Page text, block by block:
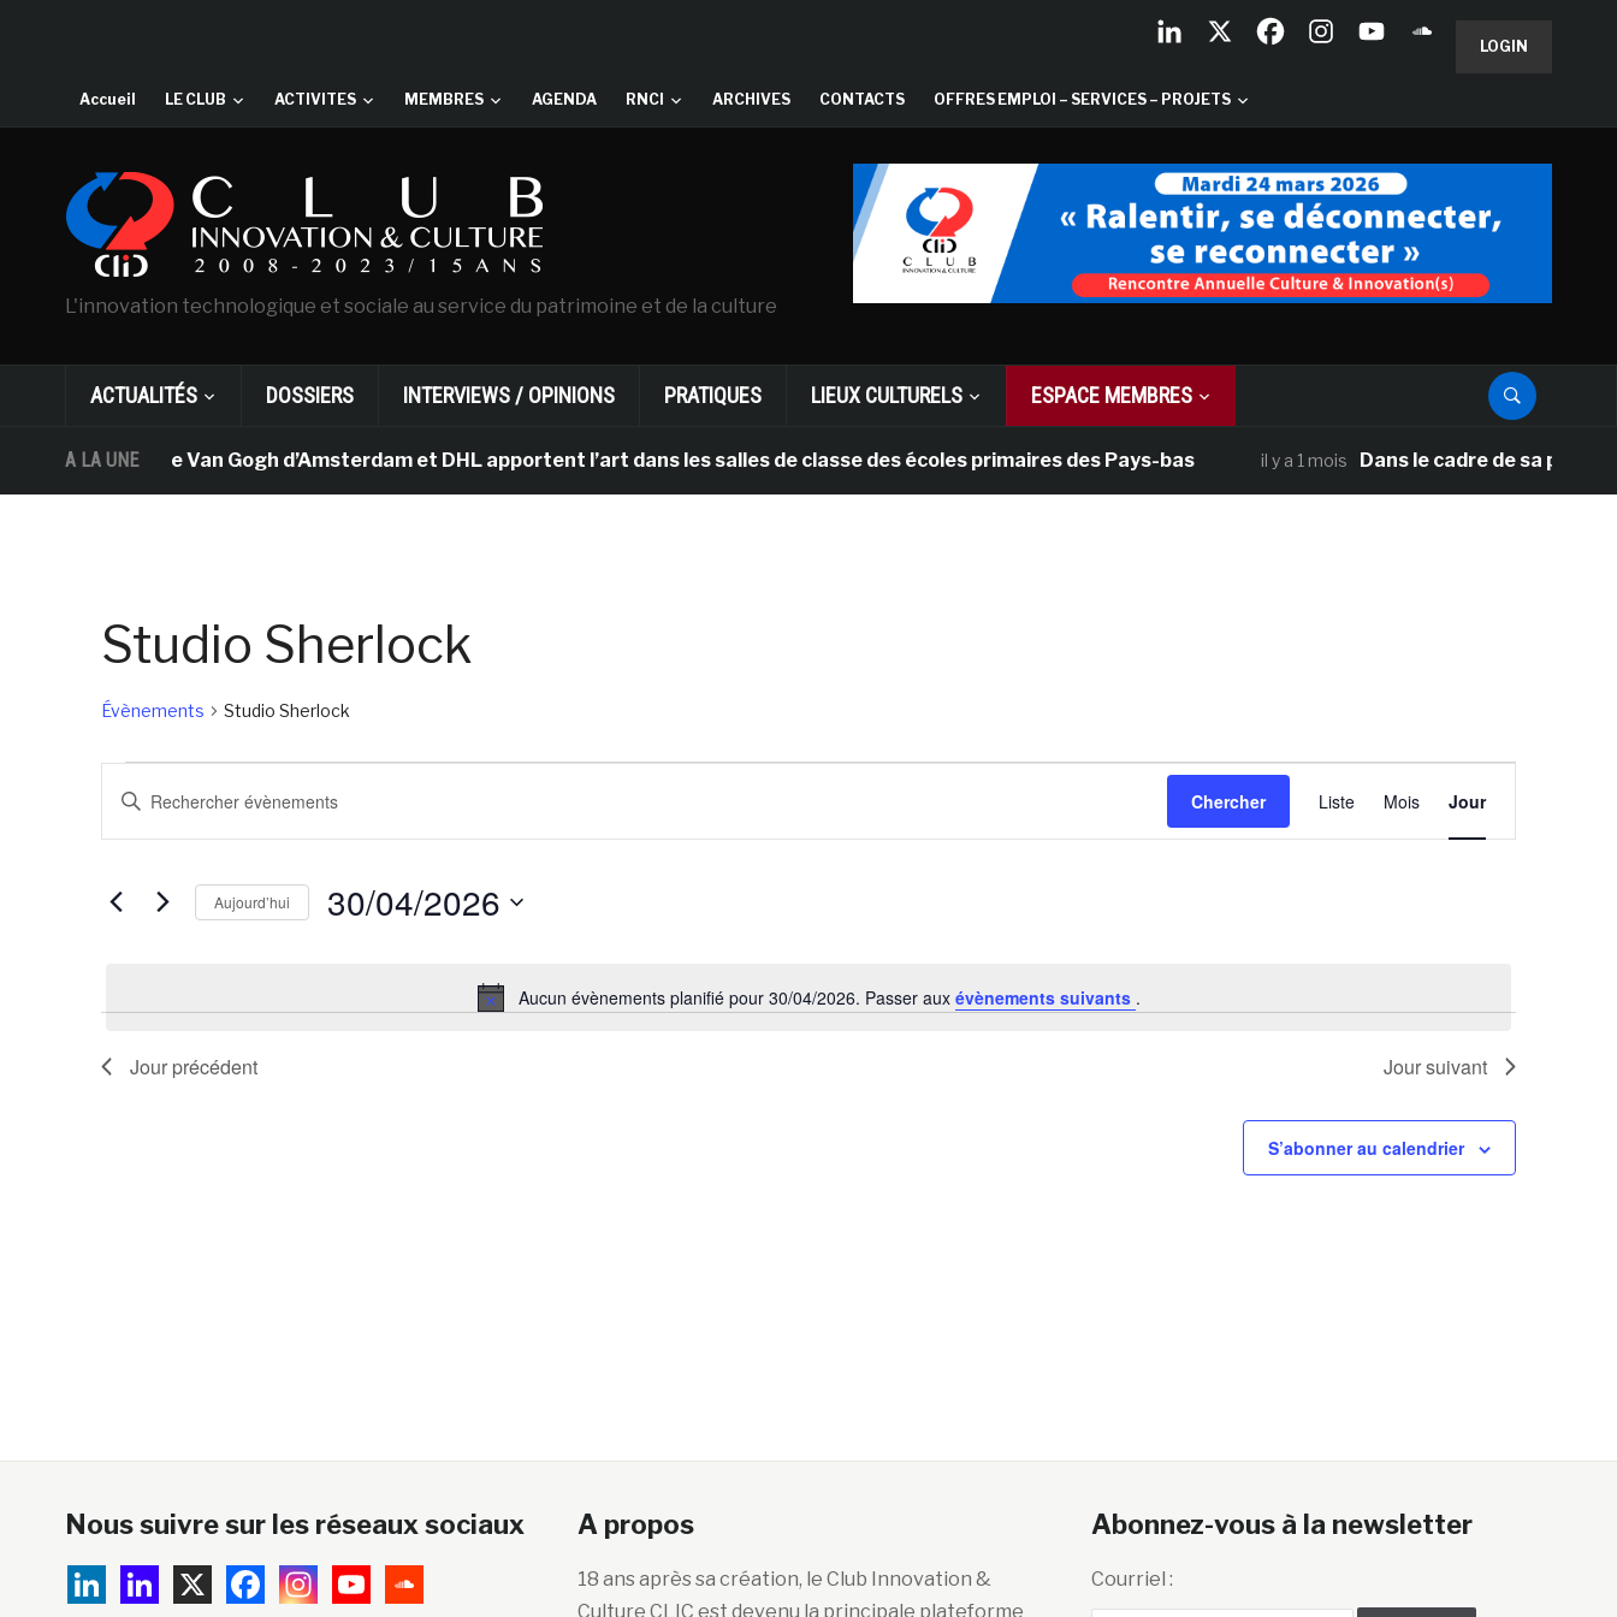
LOGIN
Accueil LE CLUB ACTIVITES MEMBRES AGENDA RNCI ARCHIVES CONTACTS OFFRES EMPLOI – SERVICES – PROJETS
L'innovation technologique et sociale au service du patrimoine et de la culture
ACTUALITÉS DOSSIERS INTERVIEWS / OPINIONS PRATIQUES LIEUX CULTURELS ESPACE MEMBRES
A LA UNE
Le musée Van Gogh d’Amsterdam et DHL apportent l’art dans les salles de classe des écoles primaires des Pays-bas il y a 1 mois Dans le cadre de sa
Studio Sherlock
Évènements Studio Sherlock
Évènements
for
Notice
Aucun évènements planifié pour 30/04/2026. Passer aux évènements suivants .
Recherche
et
de
Saisir
Rechercher
Évènements
clé.
Chercher
de
vues
Liste Mois Jour
Aujourd’hui 30/04/2026
Jour précédent Jour suivant
S’abonner au calendrier
Nous suivre sur les réseaux sociaux A propos
18 ans après sa création, le Club Innovation &
Culture CLIC est devenu la principale plateforme
Abonnez-vous à la newsletter
Courriel :